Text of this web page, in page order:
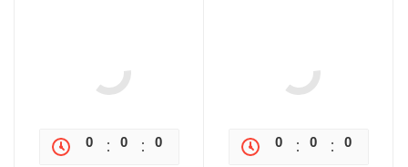
0 0 0 0 0 0